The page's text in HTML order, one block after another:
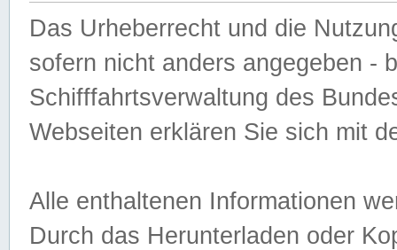
Das Urheberrecht und die
sofern nicht anders angegeben -
Schifffahrtsverwaltung des
Webseiten erklären Sie sich mit
Alle enthaltenen Informationen
Durch das Herunterladen oder